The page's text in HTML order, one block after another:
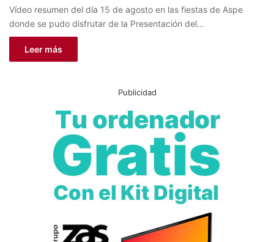
Vídeo resumen del día 15 de agosto en las fiestas de Aspe
donde se pudo disfrutar de la Presentación del…
Leer más
Publicidad